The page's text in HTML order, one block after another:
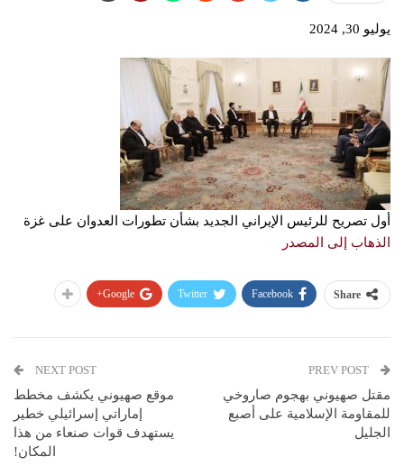
يوليو 30, 2024
أول تصريح للرئيس الإيراني الجديد بشأن تطورات العدوان على غزة
الذهاب إلى المصدر
Share
Facebook
Twitter
Google+
مقتل صهيوني بهجوم صاروخي
للمقاومة الإسلامية على أصبع
الجليل
NEXT POST
موقع صهيوني يكشف مخطط
إماراتي إسرائيلي خطير
يستهدف قوات صنعاء من هذا
المكان!